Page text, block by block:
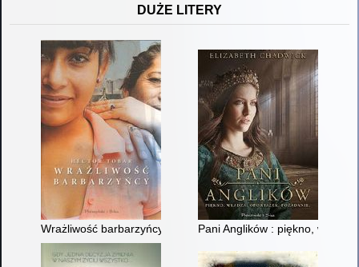
DUŻE LITERY
Wrażliwość barbarzyńcy Pani Anglików : piękno,